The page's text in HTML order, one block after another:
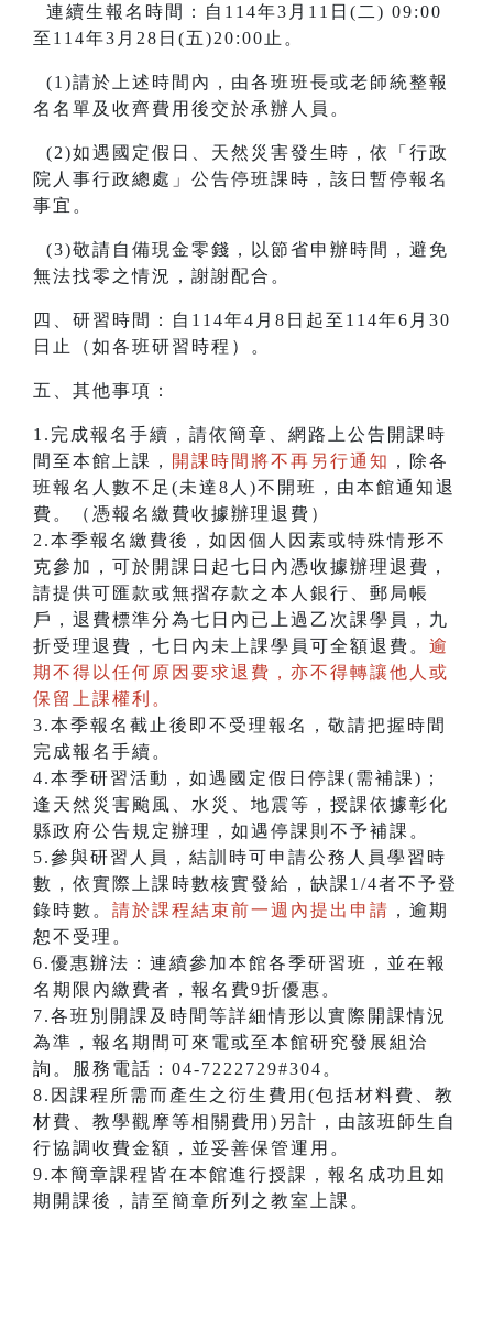
連續生報名時間：自114年3月11日(二) 09:00
至114年3月28日(五)20:00止。
(1)請於上述時間內，由各班班長或老師統整報
名名單及收齊費用後交於承辦人員。
(2)如遇國定假日、天然災害發生時，依「行政
院人事行政總處」公告停班課時，該日暫停報名
事宜。
(3)敬請自備現金零錢，以節省申辦時間，避免
無法找零之情況，謝謝配合。
四、研習時間：自114年4月8日起至114年6月30
日止（如各班研習時程）。
五、其他事項：
1.完成報名手續，請依簡章、網路上公告開課時
間至本館上課，
開課時間將不再另行通知 ，除各
班報名人數不足(未達8人)不開班，由本館通知退
費。（憑報名繳費收據辦理退費）
2.本季報名繳費後，如因個人因素或特殊情形不
克參加，可於開課日起七日內憑收據辦理退費，
請提供可匯款或無摺存款之本人銀行、郵局帳
戶，退費標準分為七日內已上過乙次課學員，九
折受理退費，七日內未上課學員可全額退費。 逾
期不得以任何原因要求退費，亦不得轉讓他人或
保留上課權利。
3.本季報名截止後即不受理報名，敬請把握時間
完成報名手續。
4.本季研習活動，如遇國定假日停課(需補課)；
逢天然災害颱風、水災、地震等，授課依據彰化
縣政府公告規定辦理，如遇停課則不予補課。
5.參與研習人員，結訓時可申請公務人員學習時
數，依實際上課時數核實發給，缺課1/4者不予登
錄時數。 請於課程結束前一週內提出申請 ，逾期
恕不受理。
6.優惠辦法：連續參加本館各季研習班，並在報
名期限內繳費者，報名費9折優惠。
7.各班別開課及時間等詳細情形以實際開課情況
為準，報名期間可來電或至本館研究發展組洽
詢。服務電話：04-7222729#304。
8.因課程所需而產生之衍生費用(包括材料費、教
材費、教學觀摩等相關費用)另計，由該班師生自
行協調收費金額，並妥善保管運用。
9.本簡章課程皆在本館進行授課，報名成功且如
期開課後，請至簡章所列之教室上課。